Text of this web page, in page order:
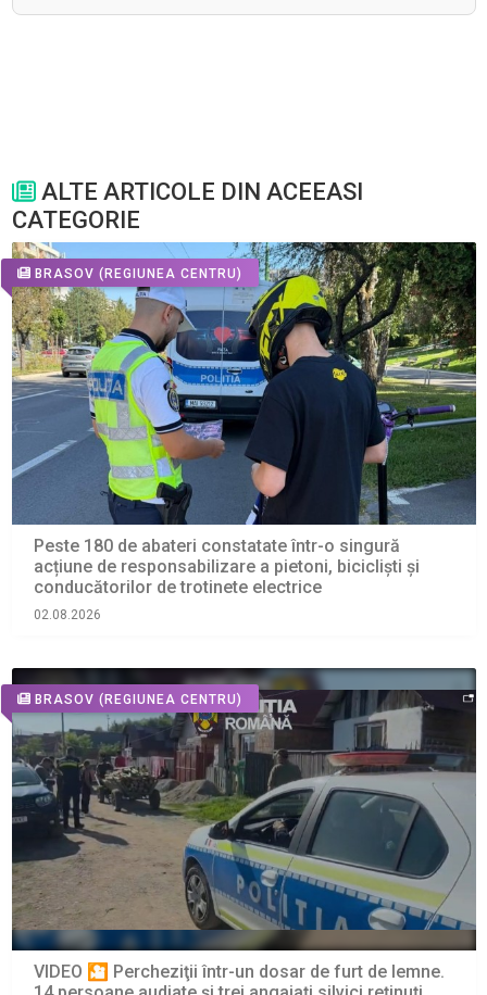
ALTE ARTICOLE DIN ACEEASI
CATEGORIE
BRASOV (REGIUNEA CENTRU)
Peste 180 de abateri constatate într-o singură
acțiune de responsabilizare a pietoni, bicicliști și
conducătorilor de trotinete electrice
02.08.2026
BRASOV (REGIUNEA CENTRU)
VIDEO 🎦 Percheziţii într-un dosar de furt de lemne.